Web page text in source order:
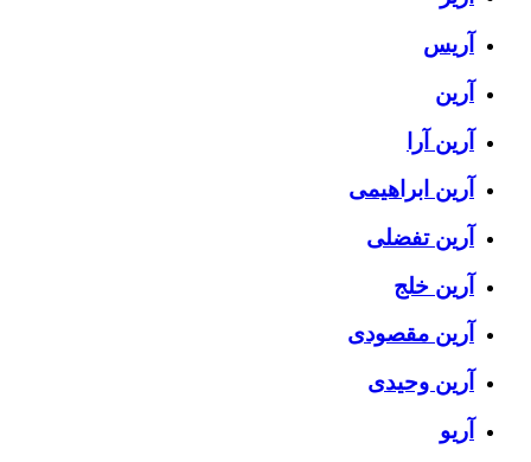
آریس
آرین
آرین آرا
آرین ابراهیمی
آرین تفضلی
آرین خلج
آرین مقصودی
آرین وحیدی
آریو